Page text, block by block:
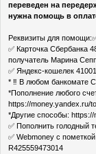
переведен на
нужна помощь в
Реквизиты для
✅ Карточка Сбербанка
получатель Марина
✅ Яндекс-кошелек
* ‼ В любом банкомате
*Пополнение любого
https://money.yandex.ru/
*Другие способы:
✅ Пополнить
✅ Webmoney с
R425559473014